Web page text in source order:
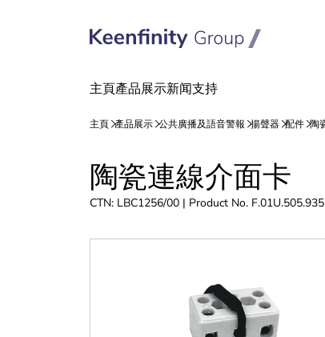
陶瓷連線介面卡
CTN: LBC1256/00 | Product No. F.01U.505.935